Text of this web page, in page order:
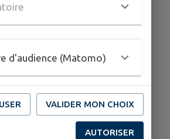
d'audience (Matomo)
VALIDER MON CHOIX
AUTORISER